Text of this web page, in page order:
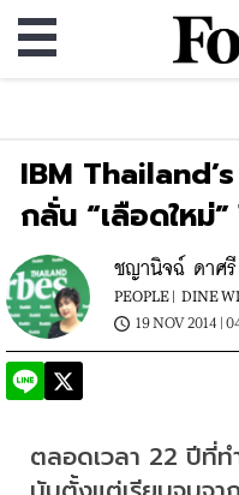
IBM
กลั่น “เลือดใหม่
ชญานิจฉ์ ดาศรี
PEOPLE |
DINE
19 NOV 2014 |
ตลอดเวลา 22 ปีที่ท